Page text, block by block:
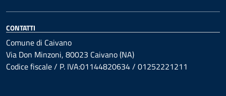
CONTATTI
Comune di Caivano
Via Don Minzoni, 80023 Caivano (NA)
Codice fiscale / P. IVA:01144820634 / 01252221211